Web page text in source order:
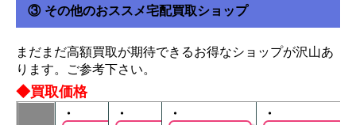
③ その他のおススメ宅配買取ショップ
まだまだ高額買取が期待できるお得なショップが沢山あ
ります。ご参考下さい。
◆買取価格
・
・
・
・